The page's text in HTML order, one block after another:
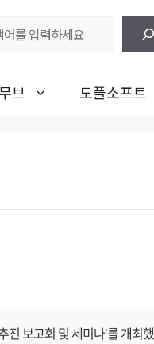
브 도플소프트
보고회 및 세미나’를 개최했